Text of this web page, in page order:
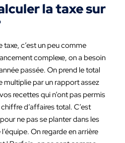
la taxe sur
taxe, c’est un peu comme
complexe, on a besoin
passée. On prend le total
multiplie par un rapport assez
recettes qui n’ont pas permis
d’affaires total. C’est
ne pas se planter dans les
On regarde en arrière